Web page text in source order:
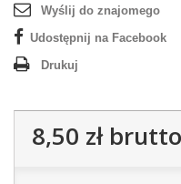
Wyślij do znajomego
Udostępnij na Facebook
Drukuj
8,50 złbrutto